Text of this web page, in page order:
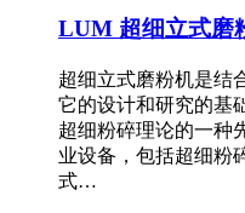
LUM 超细立式磨
超细立式磨粉机是结
它的设计和研究的基
超细粉碎理论的一种
业设备，包括超细粉
式…